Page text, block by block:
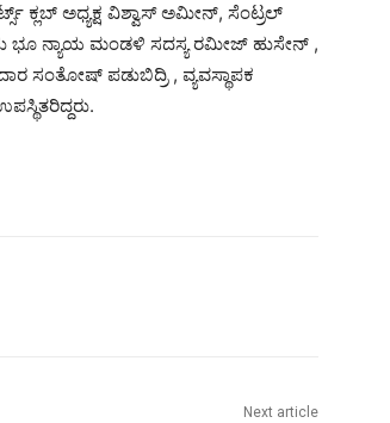
ಕ್ಲಬ್ ಅಧ್ಯಕ್ಷ ವಿಶ್ವಾಸ್ ಅಮೀನ್, ಸೆಂಟ್ರಲ್‌
ಭೂ ನ್ಯಾಯ ಮಂಡಳಿ ಸದಸ್ಯ ರಮೀಜ್ ಹುಸೇನ್ ,
ಸಂತೋಷ್ ಪಡುಬಿದ್ರಿ , ವ್ಯವಸ್ಥಾಪಕ
Next article